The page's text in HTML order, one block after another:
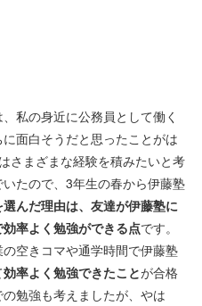
私の身近に公務員として働く
面白そうだと思ったことがは
さまざまな経験を積みたいと考
たので、3年生の春から伊藤塾
んだ理由は、友達が伊藤塾に
率よく勉強ができる点です。
空きコマや通学時間で伊藤塾
効率よく勉強できたことが合格
勉強も考えましたが、やは